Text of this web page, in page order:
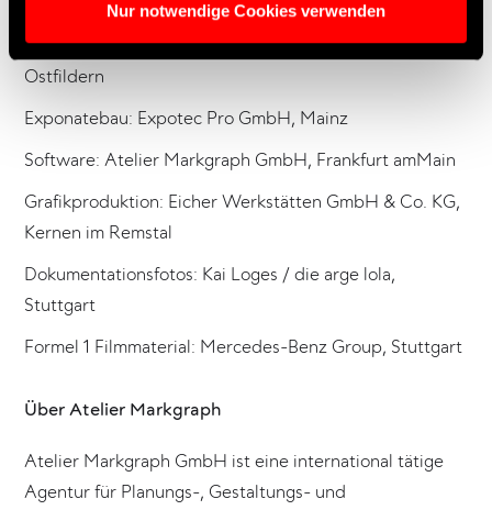
Nur notwendige Cookies verwenden
Bau: Raumtechnik Messebau & Event Services GmbH,
Ostfildern
Exponatebau: Expotec Pro GmbH, Mainz
Software: Atelier Markgraph GmbH, Frankfurt amMain
Grafikproduktion: Eicher Werkstätten GmbH & Co. KG,
Kernen im Remstal
Dokumentationsfotos: Kai Loges / die arge lola,
Stuttgart
Formel 1 Filmmaterial: Mercedes-Benz Group, Stuttgart
Über Atelier Markgraph
Atelier Markgraph GmbH ist eine international tätige
Agentur für Planungs-, Gestaltungs- und